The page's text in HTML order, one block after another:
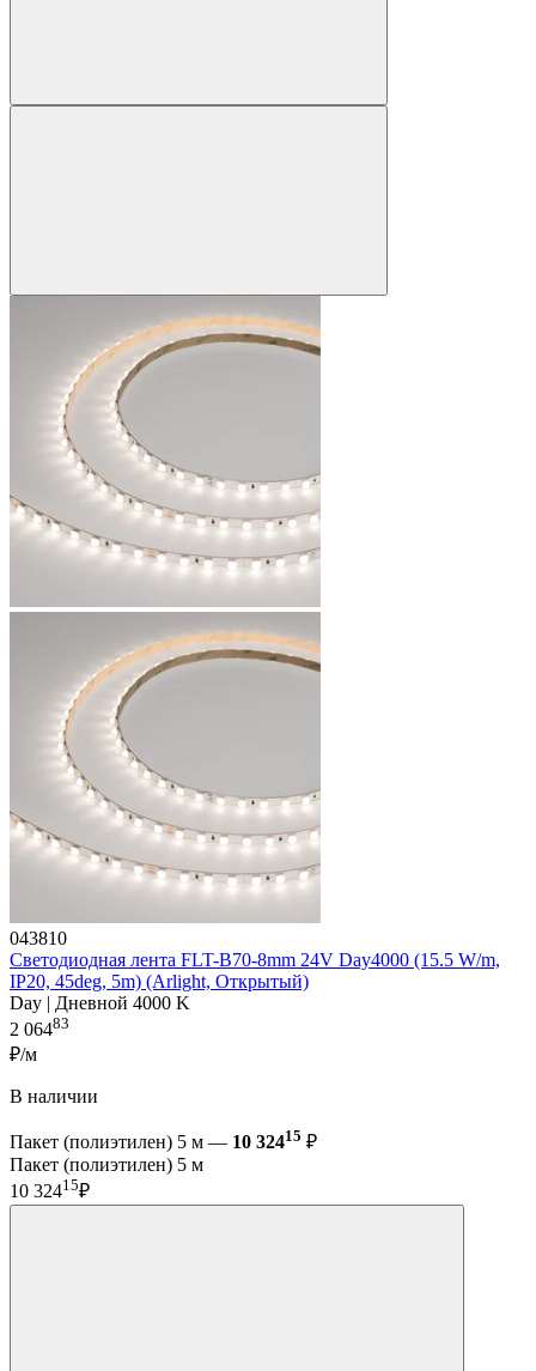
043810
Светодиодная лента FLT-B70-8mm 24V Day4000 (15.5 W/m,
IP20, 45deg, 5m) (Arlight, Открытый)
Day | Дневной 4000 K
2 06483
₽/м
В наличии
Пакет (полиэтилен) 5 м — 10 32415 ₽
Пакет (полиэтилен) 5 м
10 32415₽